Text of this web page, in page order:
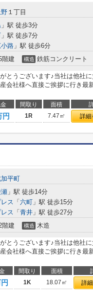
１丁目
」駅 徒歩3分
」駅 徒歩7分
路 」駅 徒歩6分
階建 構造 鉄筋コンクリート
とうございます♪当社は他社
会社様へ直接ご挨拶に行き最
間取り 面積
円 1R 7.47㎡ 詳細
平町
」駅 徒歩14分
ス 「 六町 」駅 徒歩15分
ス 「 青井 」駅 徒歩27分
階建 構造 木造
とうございます♪当社は他社
会社様へ直接ご挨拶に行き最
間取り 面積
1K 18.07㎡ 詳